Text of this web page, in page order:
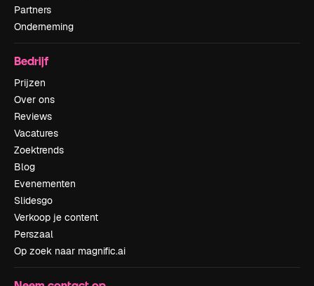
Partners
Onderneming
Bedrijf
Prijzen
Over ons
Reviews
Vacatures
Zoektrends
Blog
Evenementen
Slidesgo
Verkoop je content
Perszaal
Op zoek naar magnific.ai